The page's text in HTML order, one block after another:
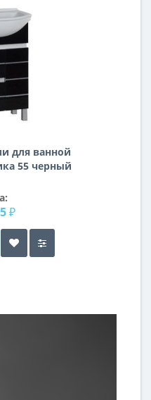
для ванной
55 черный
₽